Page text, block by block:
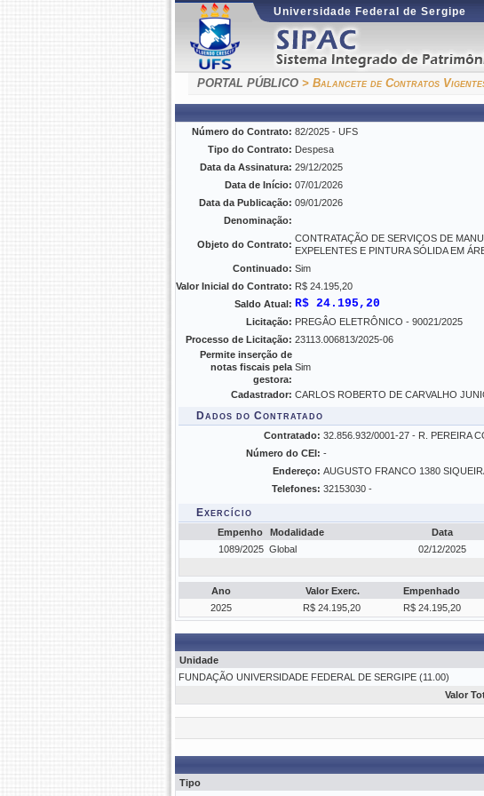
Universidade Federal de Sergipe
PORTAL PÚBLICO > Balancete de Contratos
Número do Contrato: 82/2025 - UFS
Tipo do Contrato: Despesa
Data da Assinatura: 29/12/2025
Data de Início: 07/01/2026
Data da Publicação: 09/01/2026
Denominação:
Objeto do Contrato:
CONTRATAÇÃO DE SERVIÇOS DE
EXPELENTES E PINTURA SÓLIDA EM
Continuado: Sim
Valor Inicial do Contrato: R$ 24.195,20
Saldo Atual: R$ 24.195,20
Licitação: PREGÂO ELETRÔNICO - 90021/2025
Processo de Licitação: 23113.006813/2025-06
Permite inserção de
notas fiscais pela
gestora:
Sim
Cadastrador: CARLOS ROBERTO DE CARVALHO
Dados do Contratado
Contratado: 32.856.932/0001-27 - R. PEREIRA
Número do CEI: -
Endereço: AUGUSTO FRANCO 1380
Telefones: 32153030 -
Exercício
Empenho Modalidade Data
1089/2025 Global 02/12/2025
Ano Valor Exerc. Empenhado
2025
R$ 24.195,20 R$ 24.195,20
Unidade
FUNDAÇÃO UNIVERSIDADE FEDERAL DE SERGIPE (11.00)
Valor
Tipo